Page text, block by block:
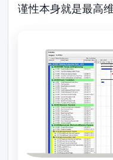
谨性本身就是最高